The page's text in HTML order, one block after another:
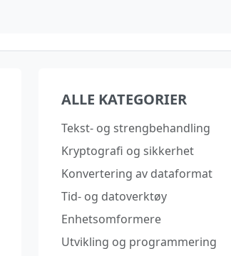
ALLE KATEGORIER
Tekst- og strengbehandling
Kryptografi og sikkerhet
Konvertering av dataformat
Tid- og datoverktøy
Enhetsomformere
Utvikling og programmering